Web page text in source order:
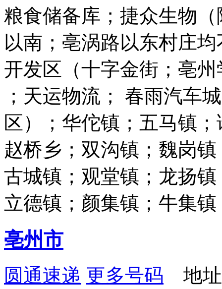
粮食储备库；捷众生物
以南；亳涡路以东村庄
开发区（十字金街；亳
；天运物流； 春雨汽车
区）；华佗镇；五马镇
赵桥乡；双沟镇；魏岗
古城镇；观堂镇；龙扬
立德镇；颜集镇；牛集
亳州市
圆通速递 更多号码 地址